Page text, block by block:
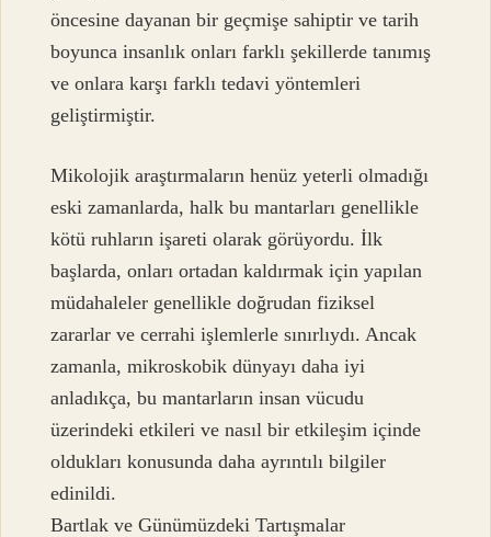
öncesine dayanan bir geçmişe sahiptir ve tarih
boyunca insanlık onları farklı şekillerde tanımış
ve onlara karşı farklı tedavi yöntemleri
geliştirmiştir.
Mikolojik araştırmaların henüz yeterli olmadığı
eski zamanlarda, halk bu mantarları genellikle
kötü ruhların işareti olarak görüyordu. İlk
başlarda, onları ortadan kaldırmak için yapılan
müdahaleler genellikle doğrudan fiziksel
zararlar ve cerrahi işlemlerle sınırlıydı. Ancak
zamanla, mikroskobik dünyayı daha iyi
anladıkça, bu mantarların insan vücudu
üzerindeki etkileri ve nasıl bir etkileşim içinde
oldukları konusunda daha ayrıntılı bilgiler
edinildi.
Bartlak ve Günümüzdeki Tartışmalar